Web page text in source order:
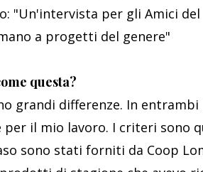
"Un'intervista per gli Amici del
a progetti del genere"
questa?
grandi differenze. In entrambi
per il mio lavoro. I criteri sono
sono stati forniti da Coop